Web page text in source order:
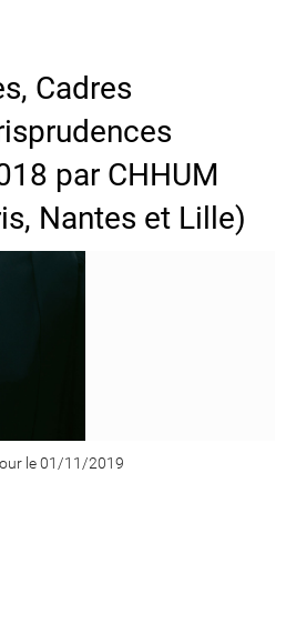
Cadres
par CHHUM
Nantes et Lille)
le 01/11/2019